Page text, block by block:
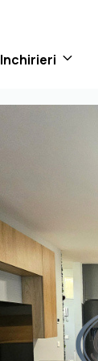
Inchirieri